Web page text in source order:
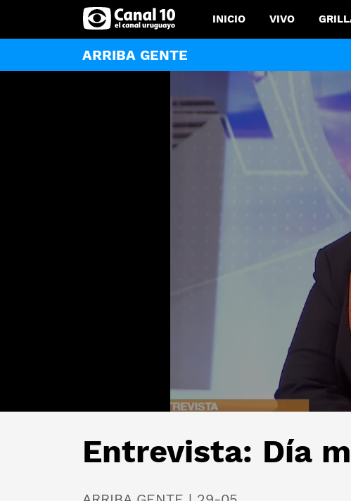
INICIO VIVO
ARRIBA GENTE
Entrevista: Día